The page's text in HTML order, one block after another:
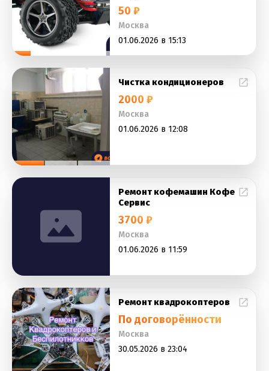
50 ₽
Москва
01.06.2026 в 15:13
Чистка кондиционеров
2000 ₽
Москва
01.06.2026 в 12:08
Ремонт кофемашин Кофе
Сервис
3700 ₽
Москва
01.06.2026 в 11:59
Ремонт квадрокоптеров
По договорённости
Москва
30.05.2026 в 23:04